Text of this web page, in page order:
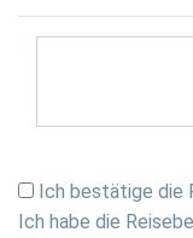
Ich bestätige die
Ich habe die